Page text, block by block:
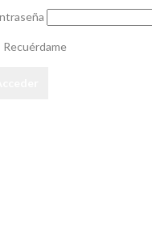
Recuérdame